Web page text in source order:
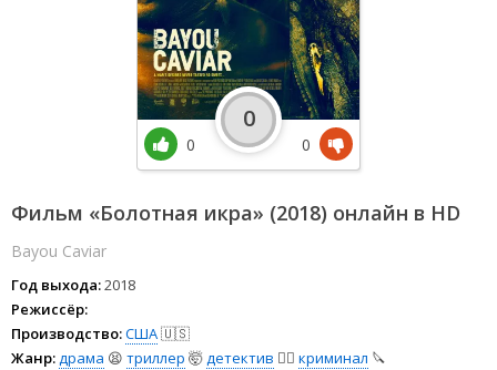
Фильм «Болотная икра» (2018) онлайн в HD
Bayou Caviar
Год выхода:2018
Режиссёр:
Производство:США🇺🇸
Жанр:драма 😫 триллер 🤯детектив 🕵️‍♂️ криминал 🔪
0
0
0